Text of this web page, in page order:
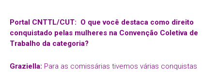
Portal CNTTL/CUT: O que você destaca como direito
conquistado pelas mulheres na Convenção Coletiva de
Trabalho da categoria?
Graziella: Para as comissárias tivemos várias conquistas